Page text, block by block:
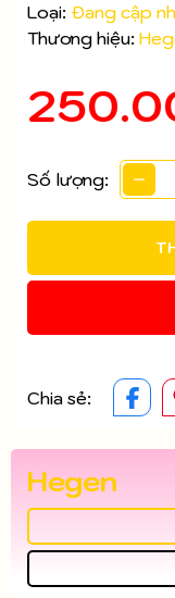
Loại: Đang cập
Thương hiệu:
Số lượng:
Mã giảm giá:
Chia sẻ:
Hegen